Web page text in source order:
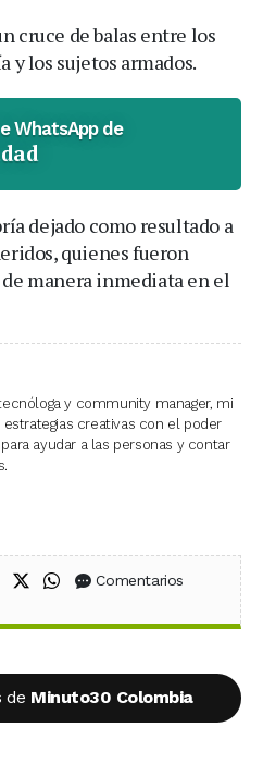
cruce de balas entre los
y los sujetos armados.
WhatsApp de
dejado como resultado a
quienes fueron
manera inmediata en el
y community manager, mi
creativas con el poder
ayudar a las personas y contar
en Facebook
Compartir en X (Twitter)
Compartir en WhatsApp
Comentarios
de Minuto30 Colombia